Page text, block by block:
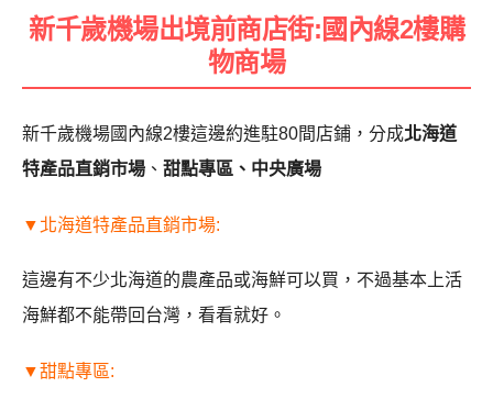
新千歲機場出境前商店街:國內線2樓購
物商場
新千歲機場國內線2樓這邊約進駐80間店鋪，分成北海道
特產品直銷市場 、 甜點專區、中央廣場
▼北海道特產品直銷市場:
這邊有不少北海道的農產品或海鮮可以買，不過基本上活
海鮮都不能帶回台灣，看看就好。
▼甜點專區: